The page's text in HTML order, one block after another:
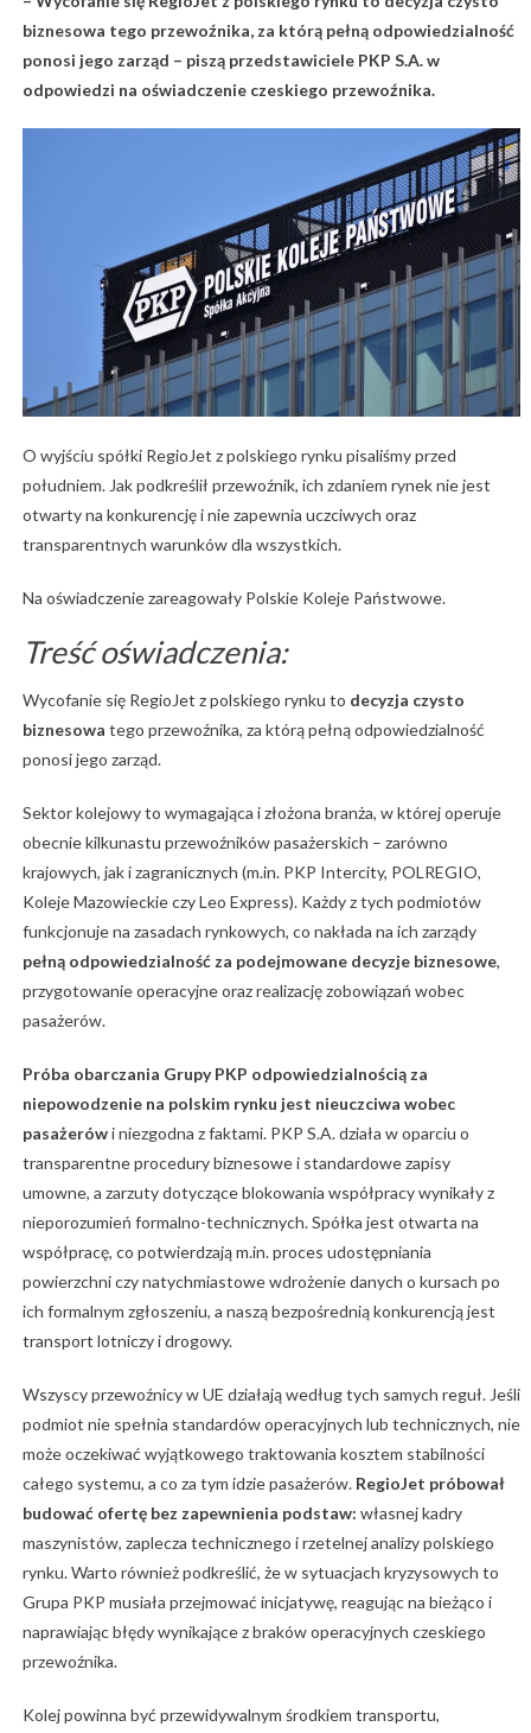
biznesowa tego przewoźnika, za którą pełną odpowiedzialność
ponosi jego zarząd – piszą przedstawiciele PKP S.A. w
odpowiedzi na oświadczenie czeskiego przewoźnika.
O wyjściu spółki RegioJet z polskiego rynku pisaliśmy przed
południem. Jak podkreślił przewoźnik, ich zdaniem rynek nie jest
otwarty na konkurencję i nie zapewnia uczciwych oraz
transparentnych warunków dla wszystkich.
Na oświadczenie zareagowały Polskie Koleje Państwowe.
Treść oświadczenia:
Wycofanie się RegioJet z polskiego rynku to decyzja czysto
biznesowa tego przewoźnika, za którą pełną odpowiedzialność
ponosi jego zarząd.
Sektor kolejowy to wymagająca i złożona branża, w której operuje
obecnie kilkunastu przewoźników pasażerskich – zarówno
krajowych, jak i zagranicznych (m.in. PKP Intercity, POLREGIO,
Koleje Mazowieckie czy Leo Express). Każdy z tych podmiotów
funkcjonuje na zasadach rynkowych, co nakłada na ich zarządy
pełną odpowiedzialność za podejmowane decyzje biznesowe,
przygotowanie operacyjne oraz realizację zobowiązań wobec
pasażerów.
Próba obarczania Grupy PKP odpowiedzialnością za
niepowodzenie na polskim rynku jest nieuczciwa wobec
pasażerówi niezgodna z faktami. PKP S.A. działa w oparciu o
transparentne procedury biznesowe i standardowe zapisy
umowne, a zarzuty dotyczące blokowania współpracy wynikały z
nieporozumień formalno-technicznych. Spółka jest otwarta na
współpracę, co potwierdzają m.in. proces udostępniania
powierzchni czy natychmiastowe wdrożenie danych o kursach po
ich formalnym zgłoszeniu, a naszą bezpośrednią konkurencją jest
transport lotniczy i drogowy.
Wszyscy przewoźnicy w UE działają według tych samych reguł. Jeśli
podmiot nie spełnia standardów operacyjnych lub technicznych, nie
może oczekiwać wyjątkowego traktowania kosztem stabilności
całego systemu, a co za tym idzie pasażerów. RegioJet próbował
budować ofertę bez zapewnienia podstaw: własnej kadry
maszynistów, zaplecza technicznego i rzetelnej analizy polskiego
rynku. Warto również podkreślić, że w sytuacjach kryzysowych to
Grupa PKP musiała przejmować inicjatywę, reagując na bieżąco i
naprawiając błędy wynikające z braków operacyjnych czeskiego
przewoźnika.
Kolej powinna być przewidywalnym środkiem transportu,